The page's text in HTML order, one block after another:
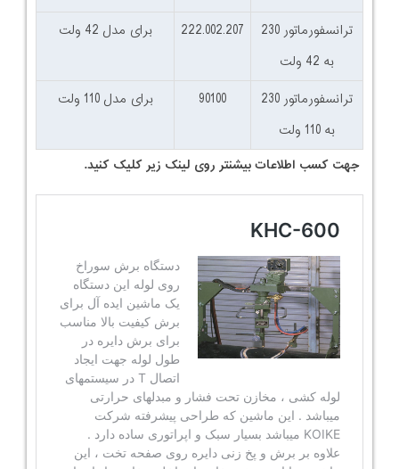
ترانسفورماتور 230
به 42 ولت
222.002.207 برای مدل 42 ولت
ترانسفورماتور 230
به 110 ولت
90100 برای مدل 110 ولت
جهت کسب اطلاعات بیشنتر روی لینک زیر کلیک کنید.